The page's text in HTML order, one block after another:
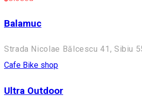
Balamuc
Strada Nicolae Bălcescu 41, Sibiu
Cafe Bike shop
Ultra Outdoor